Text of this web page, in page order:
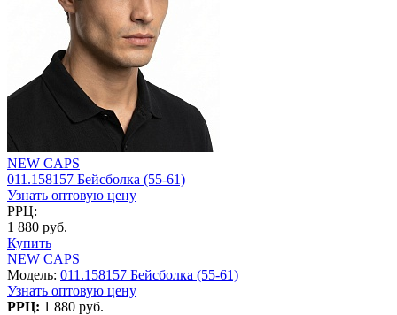
NEW CAPS
011.158157 Бейсболка (55-61)
Узнать оптовую цену
РРЦ:
1 880 руб.
Купить
NEW CAPS
Модель: 011.158157 Бейсболка (55-61)
Узнать оптовую цену
РРЦ: 1 880 руб.